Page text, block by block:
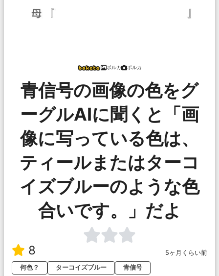
ポルカ ポルカ
青信号の画像の色をグ
ーグルAIに聞くと「画
像に写っている色は、
ティールまたはターコ
イズブルーのような色
合いです。 」だよ
8
5ヶ月くらい前
何色？
ターコイズブルー 青信号